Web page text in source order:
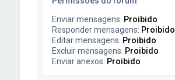
Enviar mensagens: Proibido
Responder mensagens: Proibido
Editar mensagens: Proibido
Excluir mensagens: Proibido
Enviar anexos: Proibido